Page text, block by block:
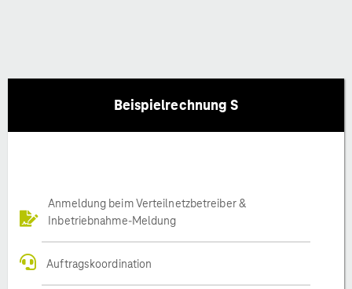
Beispielrechnung S
Anmeldung beim Verteilnetzbetreiber &
Inbetriebnahme-Meldung
Auftragskoordination